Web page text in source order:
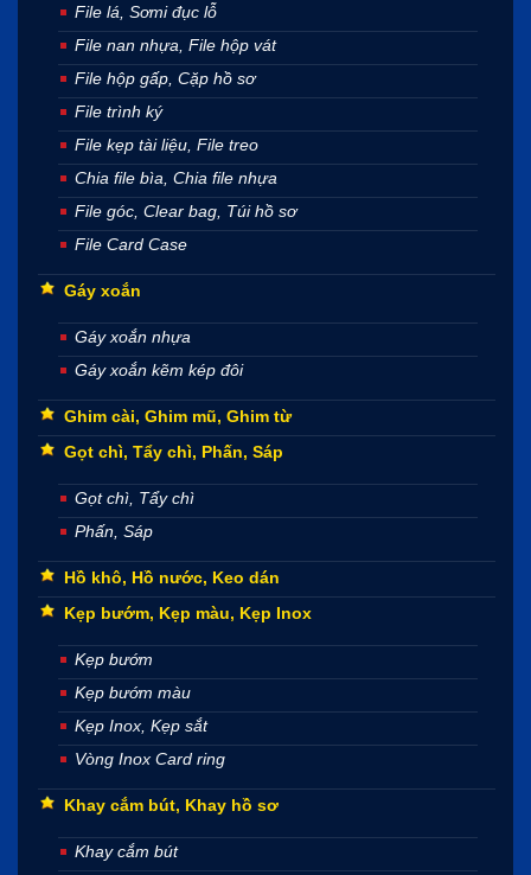
File lá, Sơmi đục lỗ
File nan nhựa, File hộp vát
File hộp gấp, Cặp hồ sơ
File trình ký
File kẹp tài liệu, File treo
Chia file bìa, Chia file nhựa
File góc, Clear bag, Túi hồ sơ
File Card Case
Gáy xoắn
Gáy xoắn nhựa
Gáy xoắn kẽm kép đôi
Ghim cài, Ghim mũ, Ghim từ
Gọt chì, Tẩy chì, Phấn, Sáp
Gọt chì, Tẩy chì
Phấn, Sáp
Hồ khô, Hồ nước, Keo dán
Kẹp bướm, Kẹp màu, Kẹp Inox
Kẹp bướm
Kẹp bướm màu
Kẹp Inox, Kẹp sắt
Vòng Inox Card ring
Khay cắm bút, Khay hồ sơ
Khay cắm bút